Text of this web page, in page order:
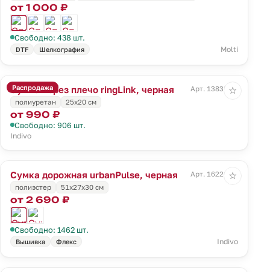
от 1 000 ₽
Свободно: 438 шт.
DTF Шелкография Molti
Распродажа
Сумка через плечо ringLink, черная
Арт. 13838.30
полиуретан
25х20 см
от 990 ₽
Свободно: 906 шт.
Indivo
☆
Сумка дорожная urbanPulse, черная
Арт. 16226.30
полиэстер
51x27x30 см
от 2 690 ₽
Свободно: 1462 шт.
Вышивка Флекс Indivo
☆